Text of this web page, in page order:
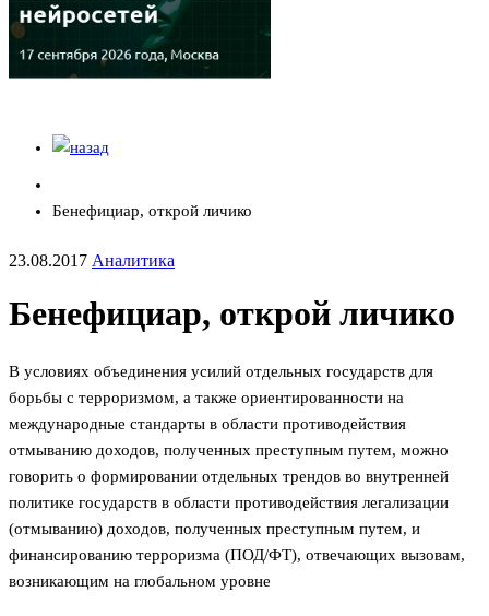
Бенефициар, открой личико
23.08.2017 Аналитика
Бенефициар, открой личико
В условиях объединения усилий отдельных государств для
борьбы с терроризмом, а также ориентированности на
международные стандарты в области противодействия
отмыванию доходов, полученных преступным путем, можно
говорить о формировании отдельных трендов во внутренней
политике государств в области противодействия легализации
(отмыванию) доходов, полученных преступным путем, и
финансированию терроризма (ПОД/ФТ), отвечающих вызовам,
возникающим на глобальном уровне